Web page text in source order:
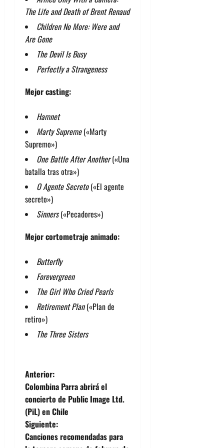
The Life and Death of Brent Renaud
Children No More: Were and
Are Gone
The Devil Is Busy
Perfectly a Strangeness
Mejor casting:
Hamnet
Marty Supreme(«Marty
Supremo»)
One Battle After Another(«Una
batalla tras otra»)
O Agente Secreto(«El agente
secreto»)
Sinners(«Pecadores»)
Mejor cortometraje animado:
Butterfly
Forevergreen
The Girl Who Cried Pearls
Retirement Plan(«Plan de
retiro»)
The Three Sisters
N
a
v
e
Anterior:
Colombina Parra abrirá el
concierto de Public Image Ltd.
(PiL) en Chile
Siguiente:
Canciones recomendadas para